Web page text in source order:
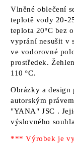
Vlněné oblečení
teplotě vody 20-
teplota 20ºC bez
vyprání nesušit v
ve vodorovné
prostředek.
110 ºC.
Obrázky a design
autorským
"YANA" JSC .
výslovného
*** Výrobek je